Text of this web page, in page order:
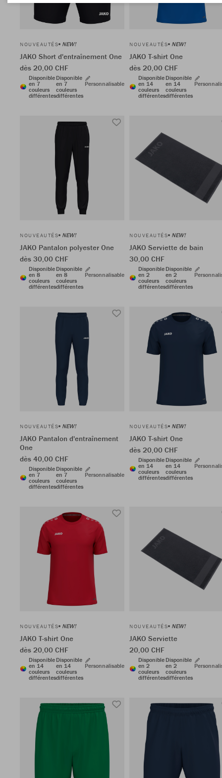
NOUVEAUTÉS NEW!
JAKO Short d'entraînement One
dès 20,00 CHF
Disponible
en 7
couleurs
différentes
Disponible
en 7
couleurs
différentes
Personnalisable
NOUVEAUTÉS NEW!
JAKO T-shirt One
dès 20,00 CHF
Disponible
en 14
couleurs
différentes
Disponible
en 14
couleurs
différentes
NOUVEAUTÉS NEW!
JAKO Pantalon polyester One
dès 30,00 CHF
Disponible
en 8
couleurs
différentes
Disponible
en 8
couleurs
différentes
Personnalisable
NOUVEAUTÉS NEW!
JAKO Serviette de bain
30,00 CHF
Disponible
en 2
couleurs
différentes
Disponible
en 2
couleurs
différentes
NOUVEAUTÉS NEW!
JAKO Pantalon d'entraînement
One
dès 40,00 CHF
Disponible
en 7
couleurs
différentes
Disponible
en 7
couleurs
différentes
Personnalisable
NOUVEAUTÉS NEW!
JAKO T-shirt One
dès 20,00 CHF
Disponible
en 14
couleurs
différentes
Disponible
en 14
couleurs
différentes
NOUVEAUTÉS NEW!
JAKO T-shirt One
dès 20,00 CHF
Disponible
en 14
couleurs
différentes
Disponible
en 14
couleurs
différentes
Personnalisable
NOUVEAUTÉS NEW!
JAKO Serviette
20,00 CHF
Disponible
en 2
couleurs
différentes
Disponible
en 2
couleurs
différentes